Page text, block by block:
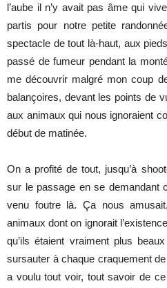
l’aube il n’y avait pas âme qui
partis pour notre petite
spectacle de tout là-haut, aux
passé de fumeur pendant la
me découvrir malgré mon coup
balançoires, devant les points de
aux animaux qui nous ignoraient
début de matinée.
On a profité de tout, jusqu’à
sur le passage en se demandant
venu foutre là. Ça nous
animaux dont on ignorait
qu’ils étaient vraiment plus
sursauter à chaque craquement
a voulu tout voir, tout savoir de